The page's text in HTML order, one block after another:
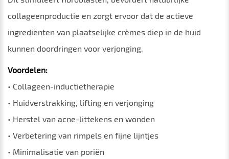
collageenproductie en zorgt ervoor dat de actieve
ingrediënten van plaatselijke crèmes diep in de huid
kunnen doordringen voor verjonging.
Voordelen:
• Collageen-inductietherapie
• Huidverstrakking, lifting en verjonging
• Herstel van acne-littekens en wonden
• Verbetering van rimpels en fijne lijntjes
• Minimalisatie van poriën